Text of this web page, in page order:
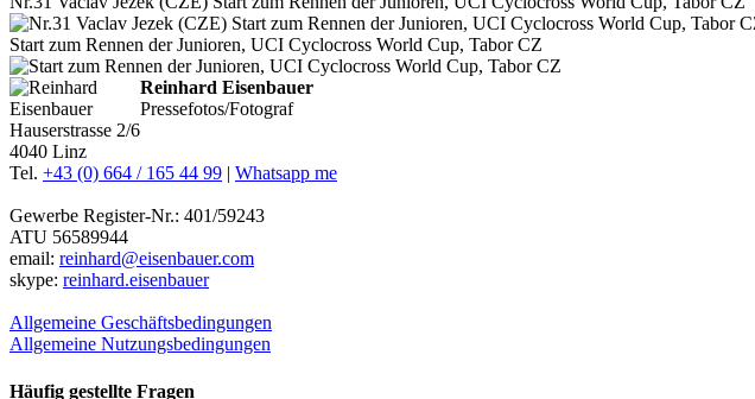
Start zum Rennen der Junioren, UCI Cyclocross World Cup, Tabor CZ
Reinhard Eisenbauer
Pressefotos/Fotograf
Hauserstrasse 2/6
4040 Linz
Tel. +43 (0) 664 / 165 44 99 | Whatsapp me
Gewerbe Register-Nr.: 401/59243
ATU 56589944
email: reinhard@eisenbauer.com
skype: reinhard.eisenbauer
Allgemeine Geschäftsbedingungen
Allgemeine Nutzungsbedingungen
Häufig gestellte Fragen